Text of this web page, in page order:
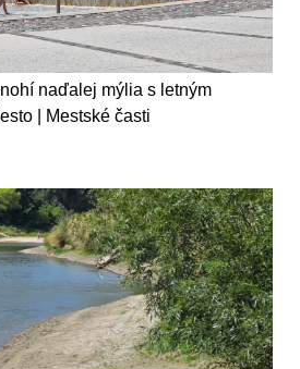
naďalej mýlia s letným
| Mestské časti